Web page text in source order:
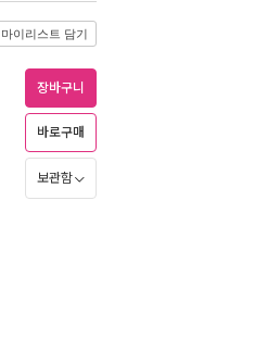
마이리스트 담기
장바구니
바로구매
보관함